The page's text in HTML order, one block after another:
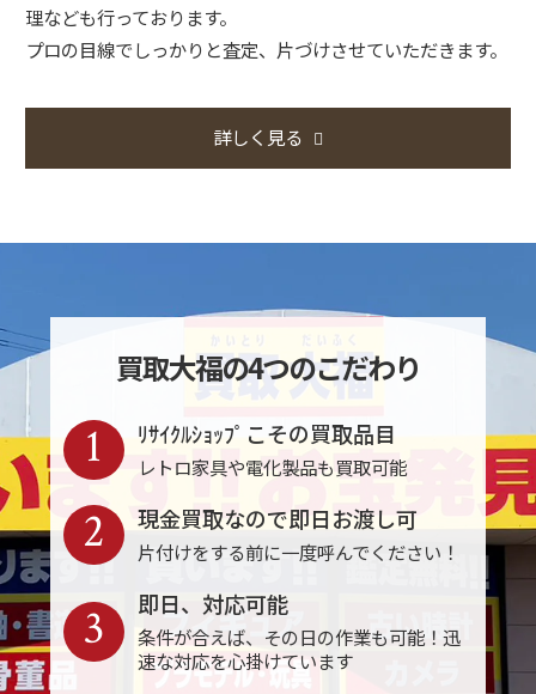
理なども行っております。
プロの目線でしっかりと査定、片づけさせていただきます。
詳しく見る
買取大福の4つのこだわり
ﾘｻｲｸﾙｼｮｯﾌﾟこその買取品目
レトロ家具や電化製品も買取可能
1
現金買取なので即日お渡し可
片付けをする前に一度呼んでください！
2
即日、対応可能
条件が合えば、その日の作業も可能！迅
速な対応を心掛けています
3